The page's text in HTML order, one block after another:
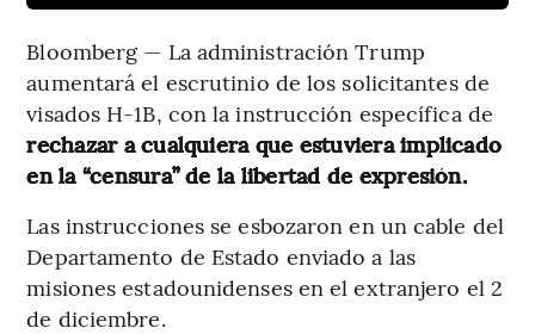
Bloomberg — La administración Trump
aumentará el escrutinio de los solicitantes de
visados H-1B, con la instrucción específica de
rechazar a cualquiera que estuviera implicado
en la “censura” de la libertad de expresión.
Las instrucciones se esbozaron en un cable del
Departamento de Estado enviado a las
misiones estadounidenses en el extranjero el 2
de diciembre.